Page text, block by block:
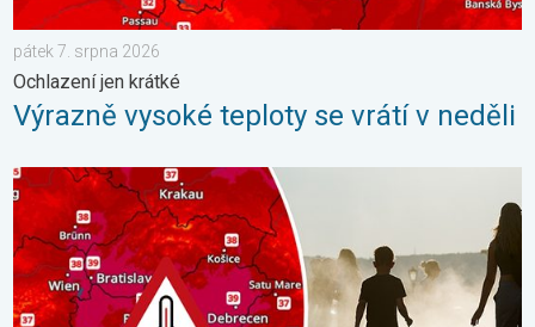
pátek 7. srpna 2026
Ochlazení jen krátké
Výrazně vysoké teploty se vrátí v neděli
Extrémní teploty ve východní Evropě. Přes 40 stupňů. . . úterý